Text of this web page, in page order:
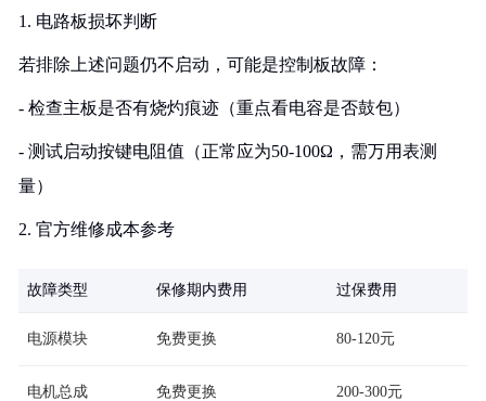
1. 电路板损坏判断
若排除上述问题仍不启动，可能是控制板故障：
- 检查主板是否有烧灼痕迹（重点看电容是否鼓包）
- 测试启动按键电阻值（正常应为50-100Ω，需万用表测
量）
2. 官方维修成本参考
故障类型 保修期内费用 过保费用
电源模块 免费更换 80-120元
电机总成 免费更换 200-300元